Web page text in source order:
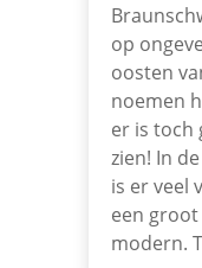
op
oosten
noemen
er is toch
zien! In
is er veel
een
modern.